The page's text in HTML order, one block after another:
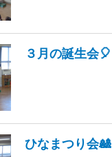
３月の誕生会🎈
ひなまつり会🎎